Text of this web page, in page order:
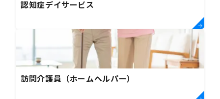
認知症デイサービス
訪問介護員（ホームヘルパー）